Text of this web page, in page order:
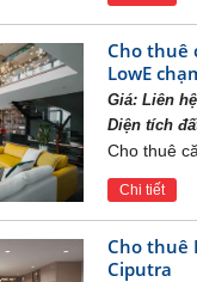
BIỆT THỰ
khu biệt thự
nằm ở cửa ngõ
phường của quận
trọng điểm của thủ
dân.
Cho thuê
LowE
Giá: Liên hệ,
Diện tích
Cho thuê
Chi tiết
Cho thuê
Ciputra